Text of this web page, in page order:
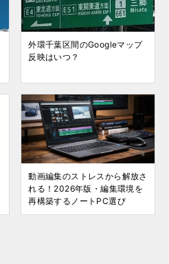
外環千葉区間のGoogleマップ
反映はいつ？
動画編集のストレスから解放さ
れる！2026年版・編集環境を
再構築するノートPC選び